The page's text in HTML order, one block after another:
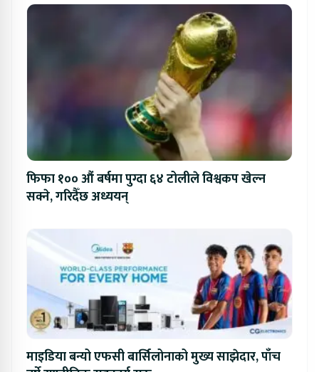
फिफा १०० औं बर्षमा पुग्दा ६४ टोलीले विश्वकप खेल्न
सक्ने, गरिदैँछ अध्ययन्
माइडिया बन्यो एफसी बार्सिलोनाको मुख्य साझेदार, पाँच